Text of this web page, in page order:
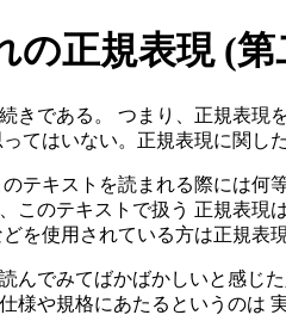
の正規表現 (第
きである。 つまり、正規表現
てはいない。正規表現に関し
テキストを読まれる際には何
このテキストで扱う 正規表現
を使用されている方は正規表
んでみてばかばかしいと感じ
様や規格にあたるというのは